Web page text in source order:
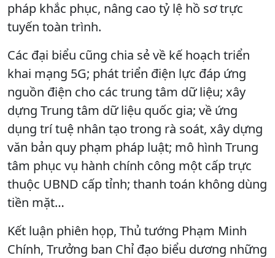
pháp khắc phục, nâng cao tỷ lệ hồ sơ trực
tuyến toàn trình.
Các đại biểu cũng chia sẻ về kế hoạch triển
khai mạng 5G; phát triển điện lực đáp ứng
nguồn điện cho các trung tâm dữ liệu; xây
dựng Trung tâm dữ liệu quốc gia; về ứng
dụng trí tuệ nhân tạo trong rà soát, xây dựng
văn bản quy phạm pháp luật; mô hình Trung
tâm phục vụ hành chính công một cấp trực
thuộc UBND cấp tỉnh; thanh toán không dùng
tiền mặt…
Kết luận phiên họp, Thủ tướng Phạm Minh
Chính, Trưởng ban Chỉ đạo biểu dương những